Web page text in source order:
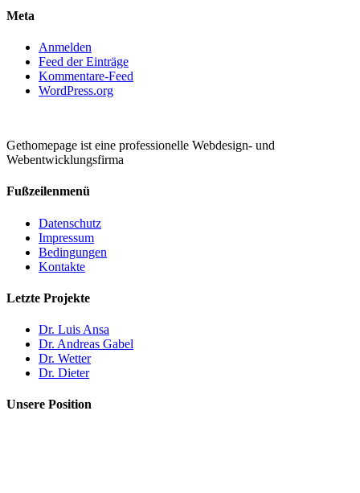
Meta
Anmelden
Feed der Einträge
Kommentare-Feed
WordPress.org
Gethomepage ist eine professionelle Webdesign- und
Webentwicklungsfirma
Fußzeilenmenü
Datenschutz
Impressum
Bedingungen
Kontakte
Letzte Projekte
Dr. Luis Ansa
Dr. Andreas Gabel
Dr. Wetter
Dr. Dieter
Unsere Position